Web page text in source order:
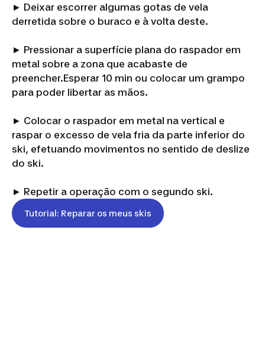
► Deixar escorrer algumas gotas de vela
derretida sobre o buraco e à volta deste.
► Pressionar a superfície plana do raspador em
metal sobre a zona que acabaste de
preencher.Esperar 10 min ou colocar um grampo
para poder libertar as mãos.
► Colocar o raspador em metal na vertical e
raspar o excesso de vela fria da parte inferior do
ski, efetuando movimentos no sentido de deslize
do ski.
► Repetir a operação com o segundo ski.
Tutorial: Reparar os meus skis